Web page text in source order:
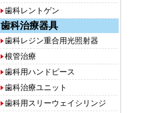
歯科レントゲン
歯科治療器具
歯科レジン重合用光照射器
根管治療
歯科用ハンドピース
歯科治療ユニット
歯科用スリーウェイシリンジ